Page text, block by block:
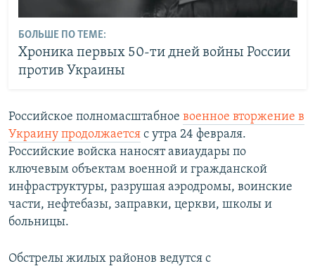
БОЛЬШЕ ПО ТЕМЕ:
Хроника первых 50-ти дней войны России
против Украины
Российское полномасштабное военное вторжение в
Украину продолжается с утра 24 февраля.
Российские войска наносят авиаудары по
ключевым объектам военной и гражданской
инфраструктуры, разрушая аэродромы, воинские
части, нефтебазы, заправки, церкви, школы и
больницы.
Обстрелы жилых районов ведутся с